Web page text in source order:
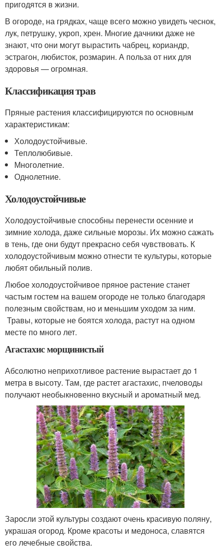
пригодятся в жизни.
В огороде, на грядках, чаще всего можно увидеть чеснок,
лук, петрушку, укроп, хрен. Многие дачники даже не
знают, что они могут вырастить чабрец, кориандр,
эстрагон, любисток, розмарин. А польза от них для
здоровья — огромная.
Классификация трав
Пряные растения классифицируются по основным
характеристикам:
Холодоустойчивые.
Теплолюбивые.
Многолетние.
Однолетние.
Холодоустойчивые
Холодоустойчивые способны перенести осенние и
зимние холода, даже сильные морозы. Их можно сажать
в тень, где они будут прекрасно себя чувствовать. К
холодоустойчивым можно отнести те культуры, которые
любят обильный полив.
Любое холодоустойчивое пряное растение станет
частым гостем на вашем огороде не только благодаря
полезным свойствам, но и меньшим уходом за ним.
Травы, которые не боятся холода, растут на одном
месте по много лет.
Агастахис морщинистый
Абсолютно неприхотливое растение вырастает до 1
метра в высоту. Там, где растет агастахис, пчеловоды
получают необыкновенно вкусный и ароматный мед.
Заросли этой культуры создают очень красивую поляну,
украшая огород. Кроме красоты и медоноса, славятся
его лечебные свойства.